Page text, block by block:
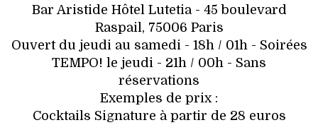
Bar Aristide Hôtel Lutetia - 45 boulevard
Raspail, 75006 Paris
Ouvert du jeudi au samedi - 18h / 01h - Soirées
TEMPO! le jeudi - 21h / 00h - Sans
réservations
Exemples de prix :
Cocktails Signature à partir de 28 euros